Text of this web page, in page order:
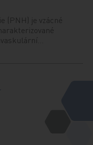
(PNH) je vzácné